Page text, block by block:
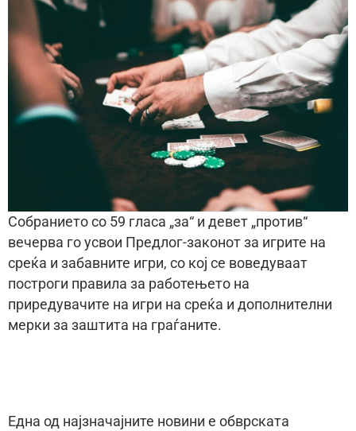
Собранието со 59 гласа „за“ и девет „против“
вечерва го усвои Предлог-законот за игрите на
среќа и забавните игри, со кој се воведуваат
построги правила за работењето на
приредувачите на игри на среќа и дополнителни
мерки за заштита на граѓаните.
Една од најзначајните новини е обврската